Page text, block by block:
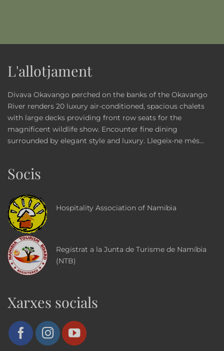
L'allotjament
Divava Okavango perched on the banks of the Okavango
River renders 20 luxury air-conditioned, spacious chalets
with large decks providing front row seats for the
magnificent wildlife show. Encounter fine dining
surrounded by elegant style and luxury. Llegeix-ne més...
Socis
Hospitality Association of Namibia
Registrat a la Junta de Turisme de Namíbia
(NTB)
Xarxes socials